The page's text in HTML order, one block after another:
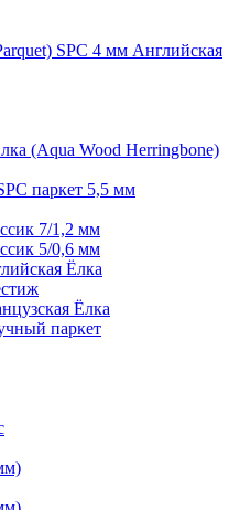
SPC 4 мм Английская
(Aqua Wood Herringbone)
паркет 5,5 мм
7/1,2 мм
5/0,6 мм
Ёлка
Ёлка
паркет